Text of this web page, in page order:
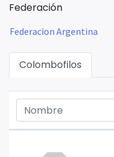
Federación
Federacion Argentina
Colombofilos